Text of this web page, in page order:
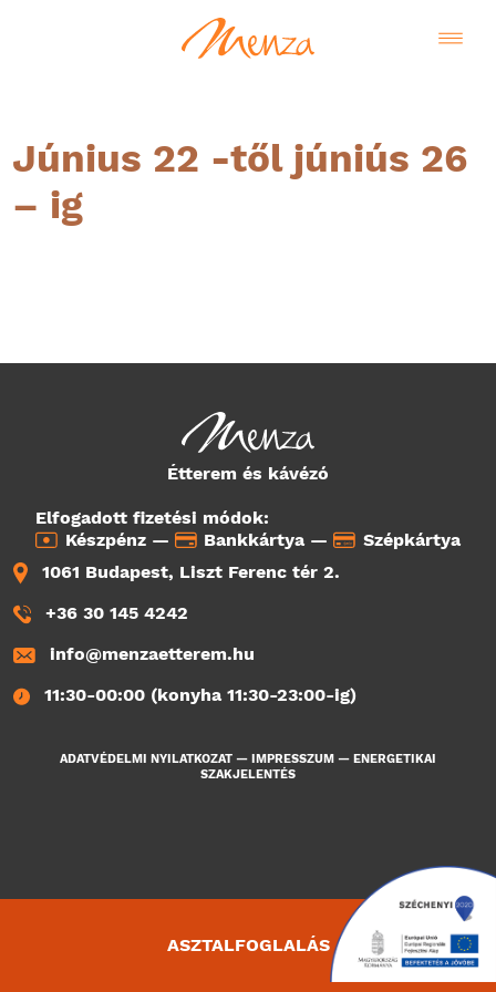
Június 22 -től júniús 26
– ig
Étterem és kávézó
Elfogadott fizetési módok:
Készpénz —
Bankkártya —
Szépkártya
1061 Budapest, Liszt Ferenc tér 2.
+36 30 145 4242
info@menzaetterem.hu
11:30-00:00 (konyha 11:30-23:00-ig)
ADATVÉDELMI NYILATKOZAT — IMPRESSZUM — ENERGETIKAI
SZAKJELENTÉS
ASZTALFOGLALÁS